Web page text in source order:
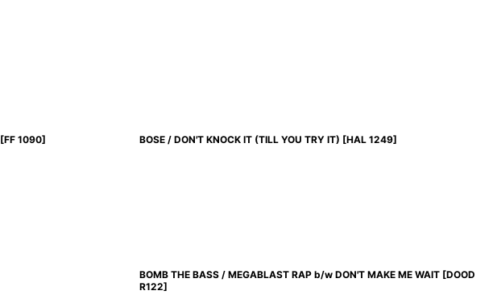
[FF 1090] BOSE / DON'T KNOCK IT (TILL YOU TRY IT) [HAL 1249]
BOMB THE BASS / MEGABLAST RAP b/w DON'T MAKE ME WAIT [DOOD
R122]